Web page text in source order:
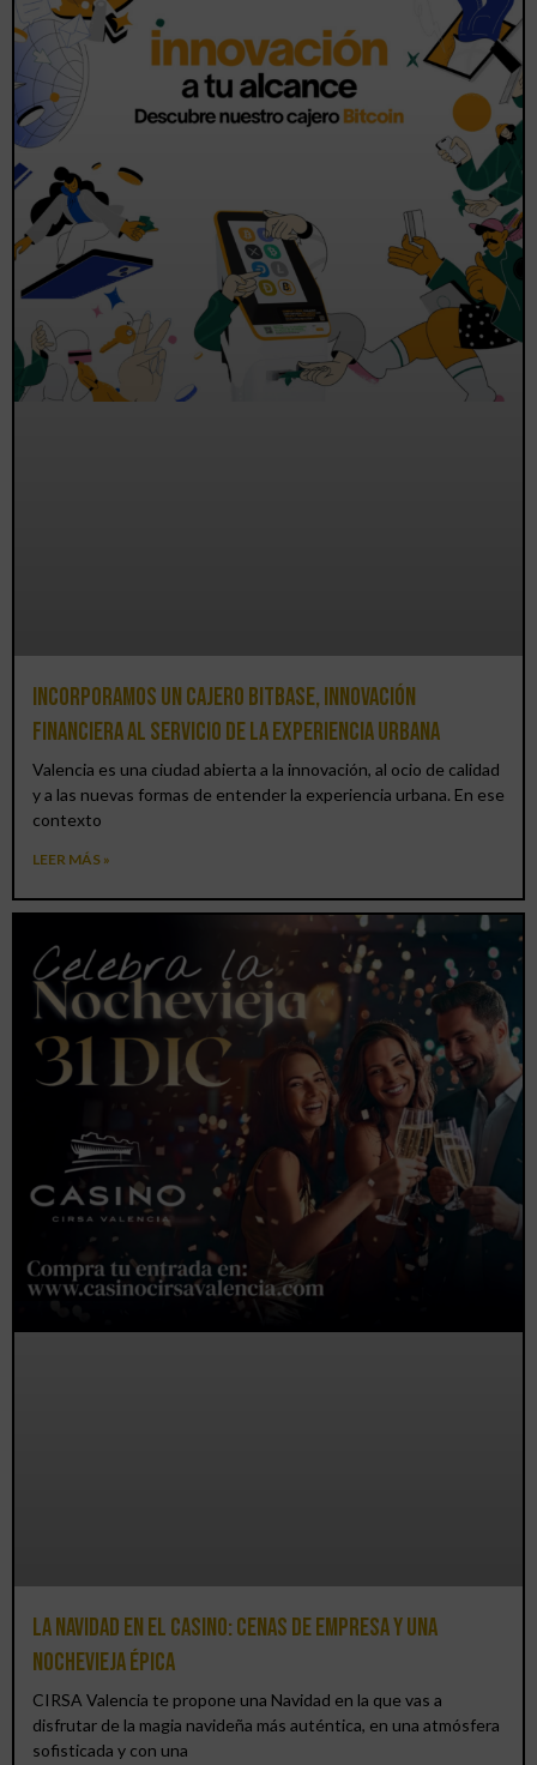
Incorporamos un cajero BitBase, innovación
financiera al servicio de la experiencia urbana
Valencia es una ciudad abierta a la innovación, al ocio de calidad
y a las nuevas formas de entender la experiencia urbana. En ese
contexto
LEER MÁS »
La Navidad en el Casino: cenas de empresa y una
Nochevieja épica
CIRSA Valencia te propone una Navidad en la que vas a
disfrutar de la magia navideña más auténtica, en una atmósfera
sofisticada y con una